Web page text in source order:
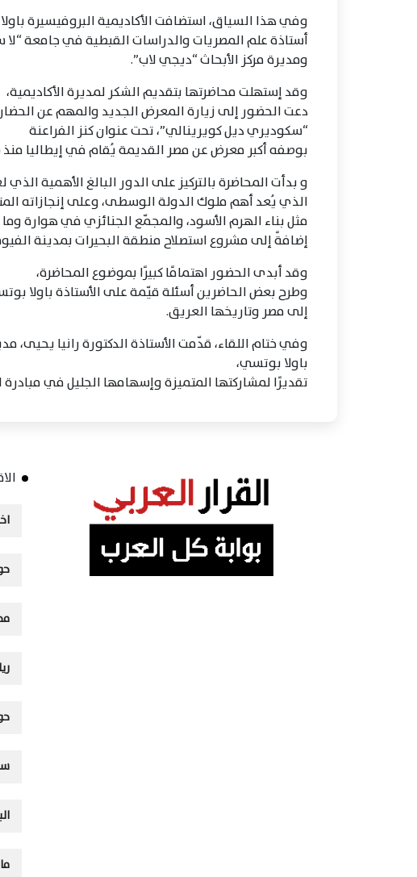
وفي هذا السياق، استضافت الأكاديمية البروفيسيرة
أستاذة علم المصريات والدراسات القبطية في جامعة “لا
ومديرة مركز الأبحاث “ديجي لاب”.
‏وقد إستهلت محاضرتها بتقديم الشكر لمديرة الأكاديمية،
دعت الحضور إلى زيارة المعرض الجديد والمهم عن
“سكوديري ديل كويرينالي”، تحت عنوان كنز الفراعنة
بوصفه أكبر معرض عن مصر القديمة يُقام في إيطاليا
و بدأت المحاضرة بالتركيز على الدور البالغ الأهمية
الذي يُعد أهم ملوك الدولة الوسطى، وعلى إنجازاته
مثل بناء الهرم الأسود، والمجمّع الجنائزي في هوارة
إضافةً إلى مشروع استصلاح منطقة البحيرات بمدينة
وقد أبدى الحضور اهتمامًا كبيرًا بموضوع المحاضرة،
وطرح بعض الحاضرين أسئلة قيّمة على الأستاذة باولا
إلى مصر وتاريخها العريق.
وفي ختام اللقاء، قدّمت الأستاذة الدكتورة رانيا يحيى،
باولا بوتسي،
تقديرًا لمشاركتها المتميزة وإسهامها الجليل في مبادرة